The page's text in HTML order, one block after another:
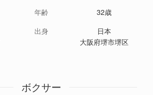
年齢
32歳
出身
日本
大阪府堺市堺区
ボクサー